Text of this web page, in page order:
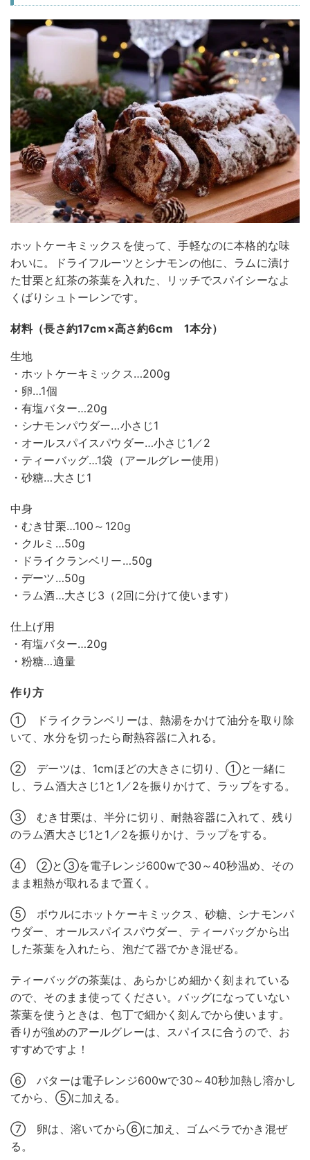
ホットケーキミックスを使って、手軽なのに本格的な味
わいに。ドライフルーツとシナモンの他に、ラムに漬け
た甘栗と紅茶の茶葉を入れた、リッチでスパイシーなよ
くばりシュトーレンです。
材料（長さ約17cm×高さ約6cm 1本分）
生地
・ホットケーキミックス…200g
・卵…1個
・有塩バター…20g
・シナモンパウダー…小さじ1
・オールスパイスパウダー…小さじ1／2
・ティーバッグ…1袋（アールグレー使用）
・砂糖…大さじ1
中身
・むき甘栗…100～120g
・クルミ…50g
・ドライクランベリー…50g
・デーツ…50g
・ラム酒…大さじ3（2回に分けて使います）
仕上げ用
・有塩バター…20g
・粉糖…適量
作り方
① ドライクランベリーは、熱湯をかけて油分を取り除
いて、水分を切ったら耐熱容器に入れる。
② デーツは、1cmほどの大きさに切り、①と一緒に
し、ラム酒大さじ1と1／2を振りかけて、ラップをする。
③ むき甘栗は、半分に切り、耐熱容器に入れて、残り
のラム酒大さじ1と1／2を振りかけ、ラップをする。
④ ②と③を電子レンジ600wで30～40秒温め、その
まま粗熱が取れるまで置く。
⑤ ボウルにホットケーキミックス、砂糖、シナモンパ
ウダー、オールスパイスパウダー、ティーバッグから出
した茶葉を入れたら、泡だて器でかき混ぜる。
ティーバッグの茶葉は、あらかじめ細かく刻まれている
ので、そのまま使ってください。バッグになっていない
茶葉を使うときは、包丁で細かく刻んでから使います。
香りが強めのアールグレーは、スパイスに合うので、お
すすめですよ！
⑥ バターは電子レンジ600wで30～40秒加熱し溶かし
てから、⑤に加える。
⑦ 卵は、溶いてから⑥に加え、ゴムベラでかき混ぜ
る。